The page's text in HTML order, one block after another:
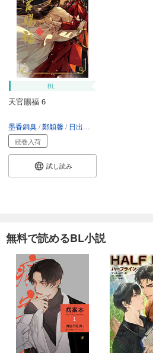
BL
天官賜福 6
墨香銅臭 鄭穎馨 日出的小太陽
続巻入荷
試し読み
無料で読めるBL小説